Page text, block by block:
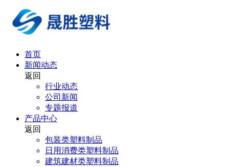
首页
新闻动态
返回
行业动态
公司新闻
专题报道
产品中心
返回
包装类塑料制品
日用消费类塑料制品
建筑建材类塑料制品